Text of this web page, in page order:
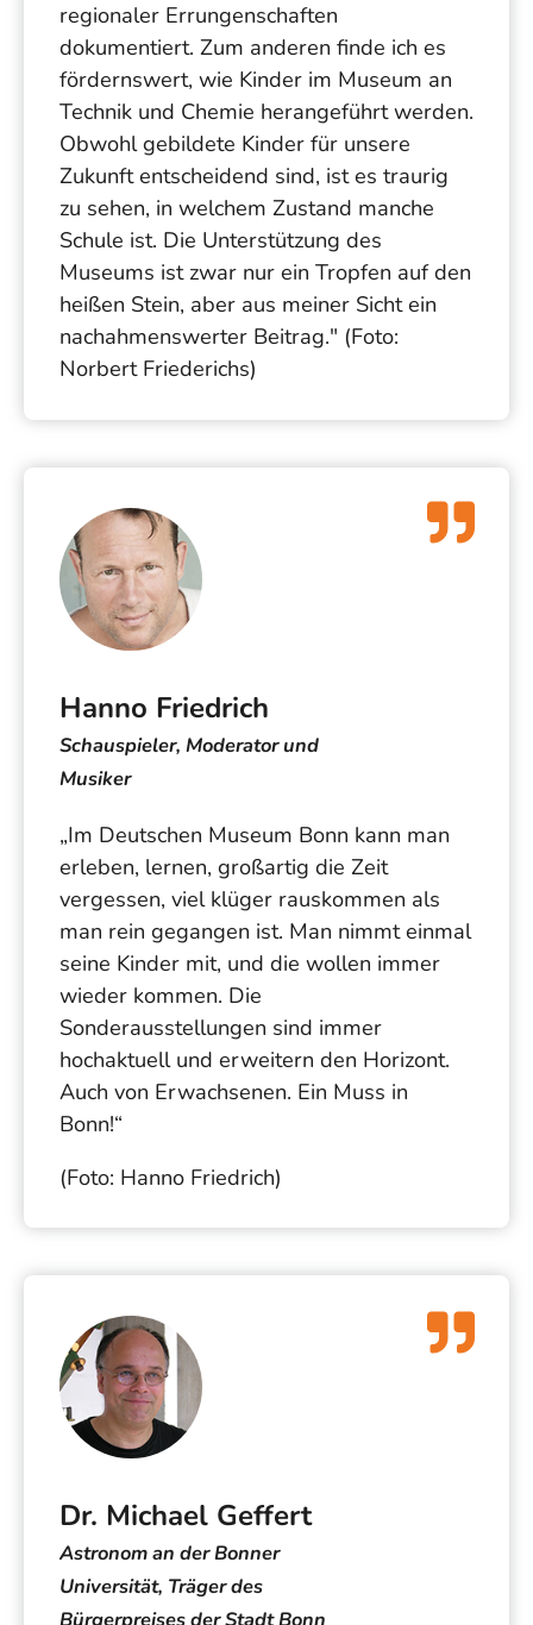
regionaler Errungenschaften
dokumentiert. Zum anderen finde ich es
fördernswert, wie Kinder im Museum an
Technik und Chemie herangeführt werden.
Obwohl gebildete Kinder für unsere
Zukunft entscheidend sind, ist es traurig
zu sehen, in welchem Zustand manche
Schule ist. Die Unterstützung des
Museums ist zwar nur ein Tropfen auf den
heißen Stein, aber aus meiner Sicht ein
nachahmenswerter Beitrag." (Foto:
Norbert Friederichs)
Hanno Friedrich
Schauspieler, Moderator und
Musiker
„Im Deutschen Museum Bonn kann man
erleben, lernen, großartig die Zeit
vergessen, viel klüger rauskommen als
man rein gegangen ist. Man nimmt einmal
seine Kinder mit, und die wollen immer
wieder kommen. Die
Sonderausstellungen sind immer
hochaktuell und erweitern den Horizont.
Auch von Erwachsenen. Ein Muss in
Bonn!“
(Foto: Hanno Friedrich)
Dr. Michael Geffert
Astronom an der Bonner
Universität, Träger des